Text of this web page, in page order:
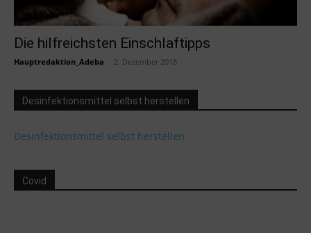
Die hilfreichsten Einschlaftipps
Hauptredaktion_Adeba 2. Dezember 2018
Desinfektionsmittel selbst herstellen
Desinfektionsmittel selbst herstellen
Covid